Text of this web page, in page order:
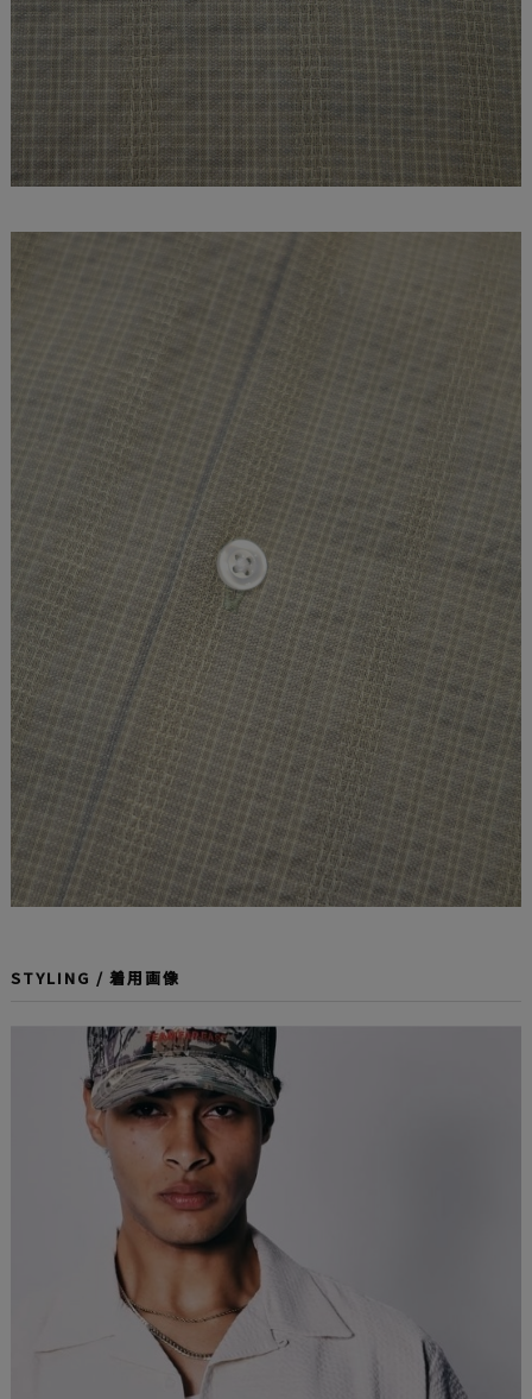
STYLING / 着用画像